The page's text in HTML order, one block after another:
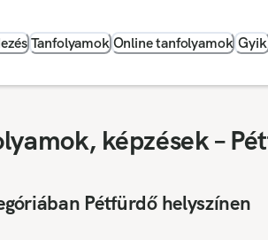
Tanfolyamok Online tanfolyamok Gyik
képzések –
Pétfürdő helyszínen